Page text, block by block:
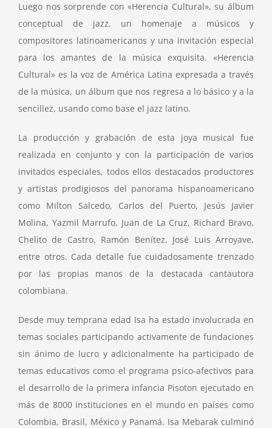
Luego nos sorprende con «Herencia Cultural», su álbum
conceptual de jazz, un homenaje a músicos y
compositores latinoamericanos y una invitación especial
para los amantes de la música exquisita. «Herencia
Cultural» es la voz de América Latina expresada a través
de la música, un álbum que nos regresa a lo básico y a la
sencillez, usando como base el jazz latino.
La producción y grabación de esta joya musical fue
realizada en conjunto y con la participación de varios
invitados especiales, todos ellos destacados productores
y artistas prodigiosos del panorama hispanoamericano
como Milton Salcedo, Carlos del Puerto, Jesús Javier
Molina, Yazmil Marrufo, Juan de La Cruz, Richard Bravo,
Chelito de Castro, Ramón Benítez, José Luis Arroyave,
entre otros. Cada detalle fue cuidadosamente trenzado
por las propias manos de la destacada cantautora
colombiana.
Desde muy temprana edad Isa ha estado involucrada en
temas sociales participando activamente de fundaciones
sin ánimo de lucro y adicionalmente ha participado de
temas educativos como el programa psico-afectivos para
el desarrollo de la primera infancia Pisoton ejecutado en
más de 8000 instituciones en el mundo en países como
Colombia, Brasil, México y Panamá. Isa Mebarak culminó